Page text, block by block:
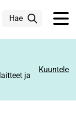
Hae
ja
Kuuntele